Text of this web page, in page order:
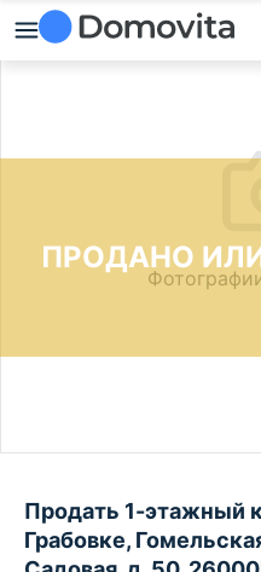
ПРОДАНО
Продать 1-этажный
Грабовке,